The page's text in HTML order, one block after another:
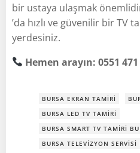
bir ustaya ulaşmak
’da hızlı ve güvenilir bir TV
yerdesiniz.
Hemen arayın: 0551 471
BURSA EKRAN TAMIRI
BURSA LED TV TAMIRI
BURSA SMART TV TAMIRI
BURSA TELEVIZYON